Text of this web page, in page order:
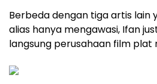
Berbeda dengan tiga artis lain
alias hanya mengawasi, Ifan
langsung perusahaan film plat